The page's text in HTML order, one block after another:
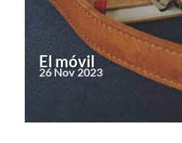
El móvil
26 Nov 2023